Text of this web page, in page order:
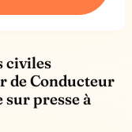
civiles
de Conducteur
presse à